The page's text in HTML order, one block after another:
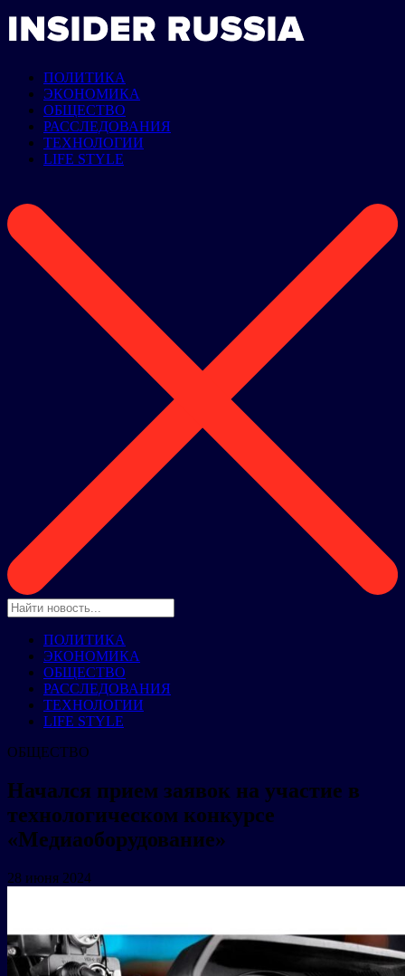
ПОЛИТИКА
ЭКОНОМИКА
ОБЩЕСТВО
РАССЛЕДОВАНИЯ
ТЕХНОЛОГИИ
LIFE STYLE
ПОЛИТИКА
ЭКОНОМИКА
ОБЩЕСТВО
РАССЛЕДОВАНИЯ
ТЕХНОЛОГИИ
LIFE STYLE
ОБЩЕСТВО
Начался прием заявок на участие в
технологическом конкурсе
«Медиаоборудование»
28 июня 2024